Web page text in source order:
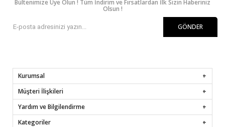
Bültenimize Üye Olun ! Tüm İndirim ve Fırsatlardan İlk Sizin Haberiniz
Olsun !
GÖNDER
Kurumsal
Müşteri İlişkileri
Yardım ve Bilgilendirme
Kategoriler